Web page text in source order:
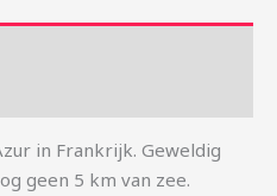
in Frankrijk. Geweldig
geen 5 km van zee.